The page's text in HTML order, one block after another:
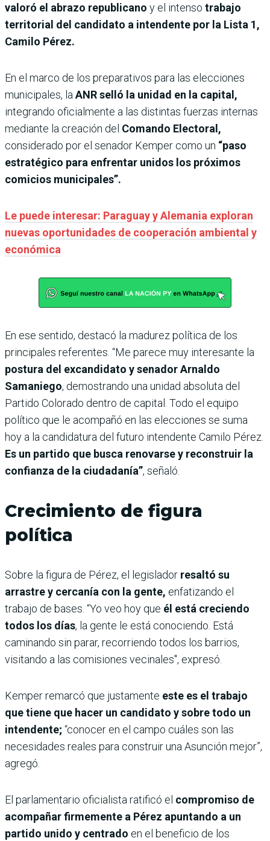
valoró el abrazo republicano y el intenso trabajo
territorial del candidato a intendente por la Lista 1,
Camilo Pérez.
En el marco de los preparativos para las elecciones
municipales, laANR selló la unidad en la capital,
integrando oficialmente a las distintas fuerzas internas
mediante la creación del Comando Electoral,
considerado por el senador Kemper como un “paso
estratégico para enfrentar unidos los próximos
comicios municipales”.
Le puede interesar: Paraguay y Alemania exploran
nuevas oportunidades de cooperación ambiental y
económica
En ese sentido, destacó la madurez política de los
principales referentes. “Me parece muy interesante la
postura del excandidato y senador Arnaldo
Samaniego, demostrando una unidad absoluta del
Partido Colorado dentro de capital. Todo el equipo
político que le acompañó en las elecciones se suma
hoy a la candidatura del futuro intendente Camilo Pérez.
Es un partido que busca renovarse y reconstruir la
confianza de la ciudadanía”, señaló.
Crecimiento de figura
política
Sobre la figura de Pérez, el legislador resaltó su
arrastre y cercanía con la gente, enfatizando el
trabajo de bases. “Yo veo hoy que él está creciendo
todos los días, la gente le está conociendo. Está
caminando sin parar, recorriendo todos los barrios,
visitando a las comisiones vecinales", expresó.
Kemper remarcó que justamente este es el trabajo
que tiene que hacer un candidato y sobre todo un
intendente; “conocer en el campo cuáles son las
necesidades reales para construir una Asunción mejor”,
agregó.
El parlamentario oficialista ratificó el compromiso de
acompañar firmemente a Pérez apuntando a un
partido unido y centrado en el beneficio de los